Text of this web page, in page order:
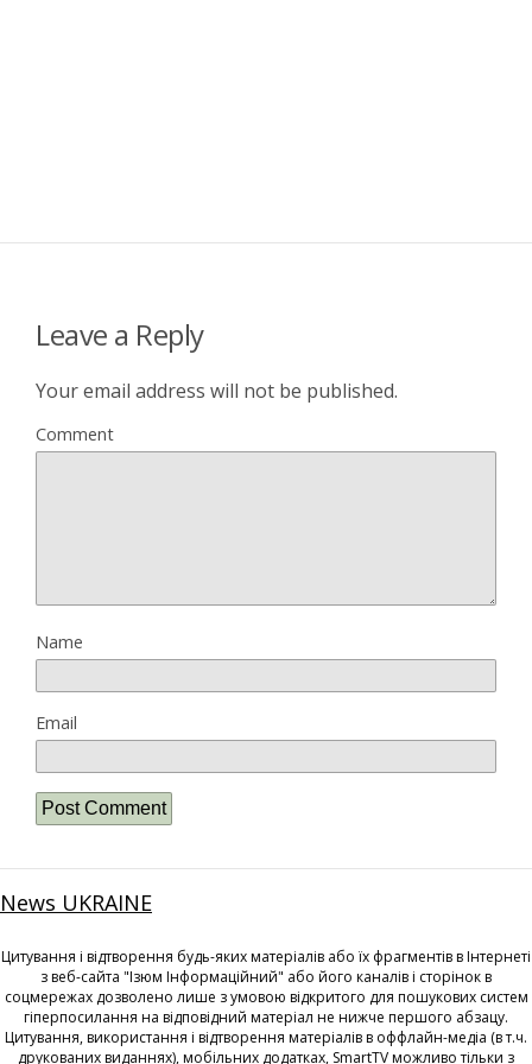
Leave a Reply
Your email address will not be published.
Comment
Name
Email
News UKRAINE
Цитування і відтворення будь-яких матеріалів або їх фрагментів в Інтернеті
з веб-сайта "Ізюм Інформаційний" або його каналів і сторінок в
соцмережах дозволено лише з умовою відкритого для пошукових систем
гіперпосилання на відповідний матеріал не нижче першого абзацу.
Цитування, використання і відтворення матеріалів в оффлайн-медіа (в т.ч.
друкованих виданнях), мобільних додатках, SmartTV можливо тільки з